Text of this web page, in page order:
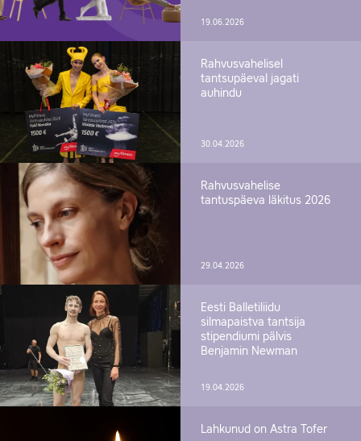
19.06.2026
Rahvusvahelisel
tantsupäeval jagati
auhindu
30.04.2026
Rahvusvahelise
tantuspäeva läkitus 2026
29.04.2026
Eesti Balletiliidu
silmapaistva tantsija
stipendiumi pälvis
Benjamin Newman
19.04.2026
Lahkunud on Astra Tofer